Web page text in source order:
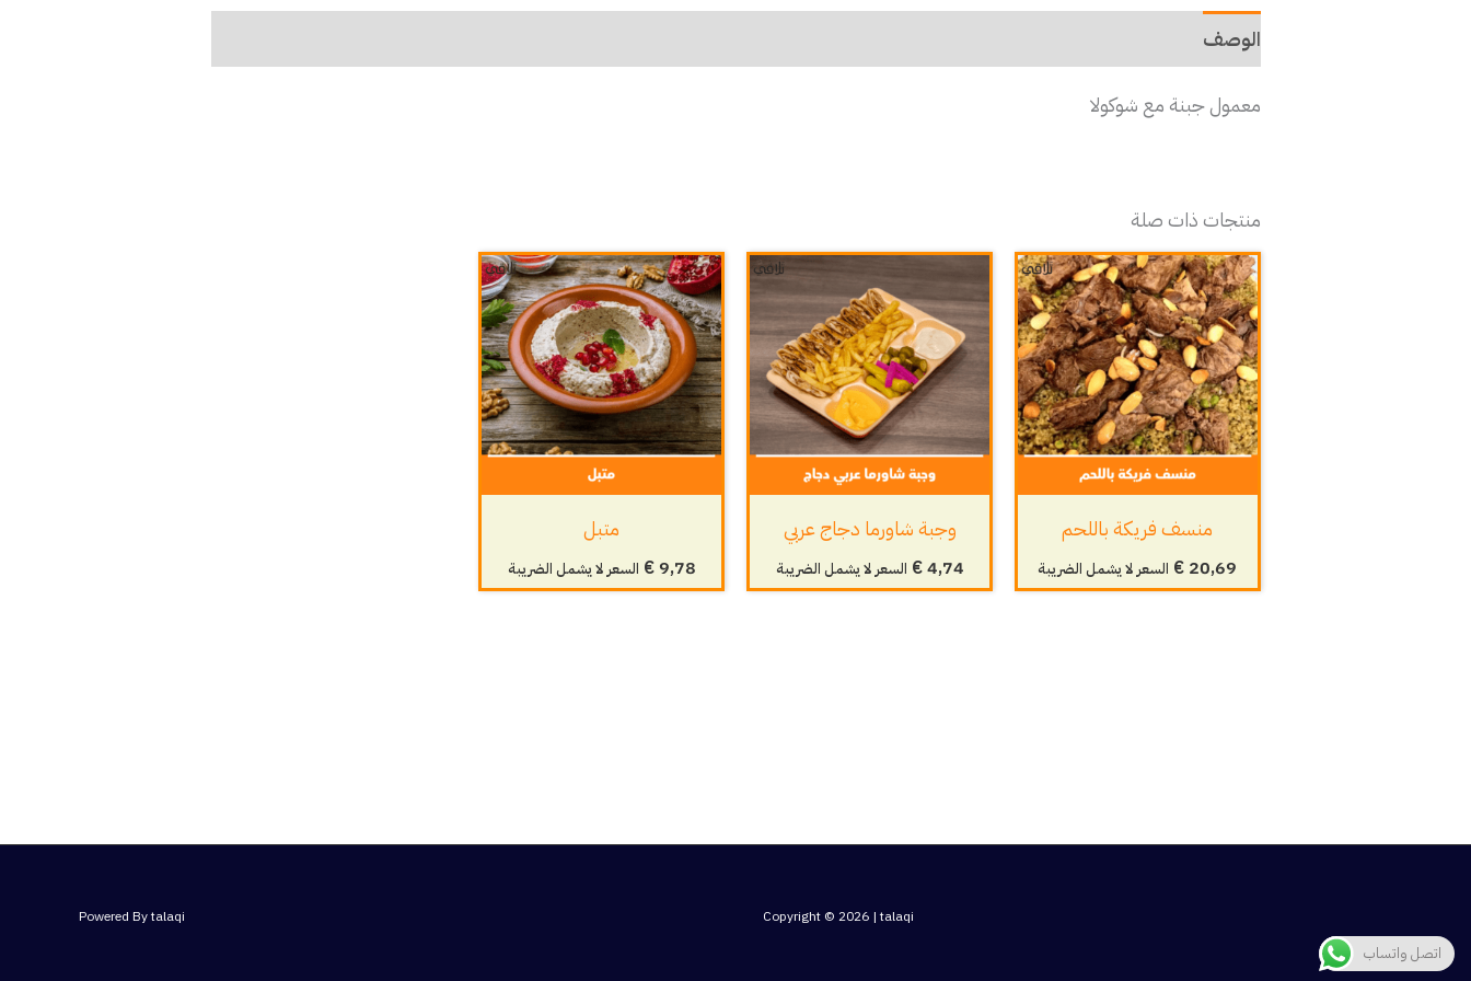
الوصف
معمول جبنة مع شوكولا
منتجات ذات صلة
منسف فريكة باللحم
€ 20,69 السعر لا يشمل الضريبة
وجبة شاورما دجاج عربي
€4,74 السعر لا يشمل الضريبة
متبل
€9,78 السعر لا يشمل الضريبة
Copyright © 2026 | talaqi
Powered By talaqi
اتصل واتساب